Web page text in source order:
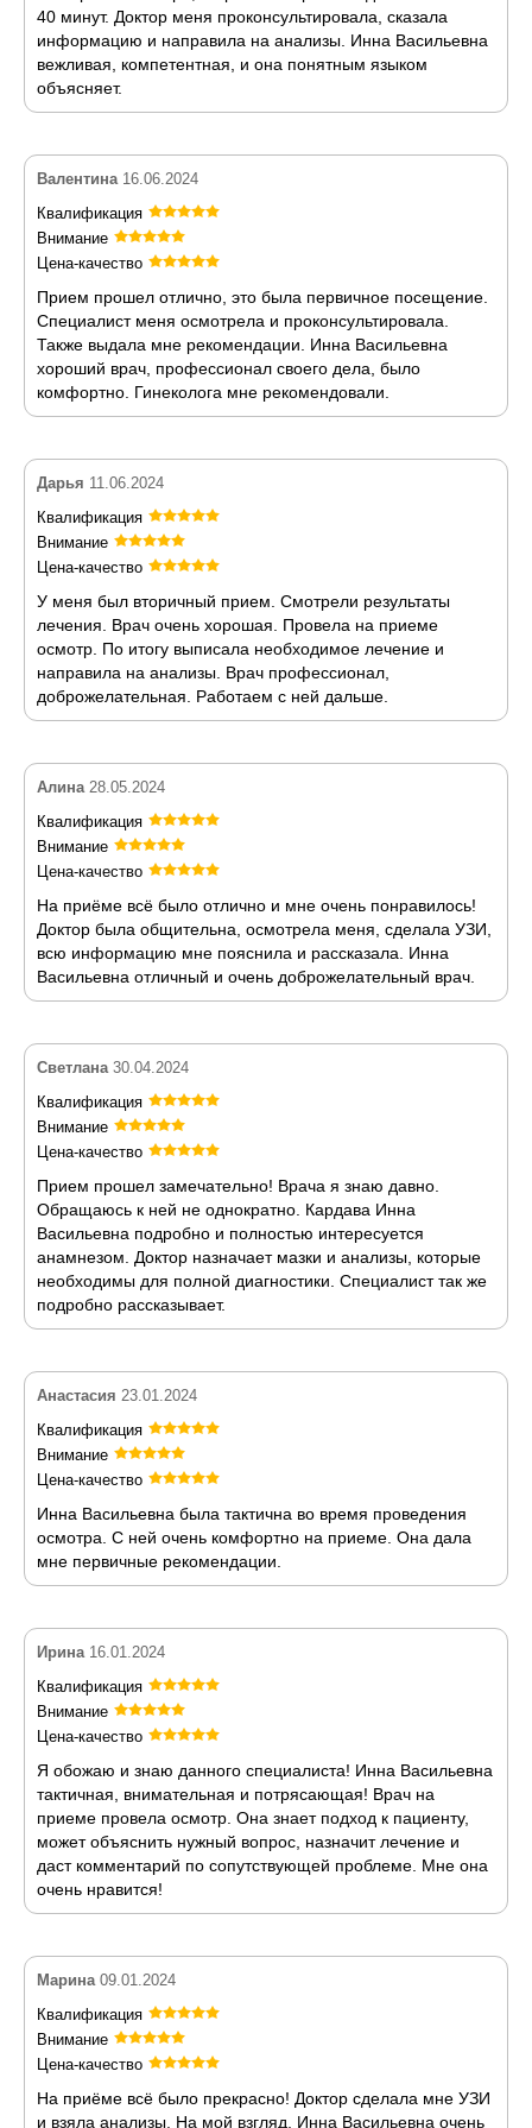
40 минут. Доктор меня проконсультировала, сказала
информацию и направила на анализы. Инна Васильевна
вежливая, компетентная, и она понятным языком
объясняет.
Валентина 16.06.2024
Квалификация
Внимание
Цена-качество
Прием прошел отлично, это была первичное посещение.
Специалист меня осмотрела и проконсультировала.
Также выдала мне рекомендации. Инна Васильевна
хороший врач, профессионал своего дела, было
комфортно. Гинеколога мне рекомендовали.
Дарья 11.06.2024
Квалификация
Внимание
Цена-качество
У меня был вторичный прием. Смотрели результаты
лечения. Врач очень хорошая. Провела на приеме
осмотр. По итогу выписала необходимое лечение и
направила на анализы. Врач профессионал,
доброжелательная. Работаем с ней дальше.
Алина 28.05.2024
Квалификация
Внимание
Цена-качество
На приёме всё было отлично и мне очень понравилось!
Доктор была общительна, осмотрела меня, сделала УЗИ,
всю информацию мне пояснила и рассказала. Инна
Васильевна отличный и очень доброжелательный врач.
Светлана 30.04.2024
Квалификация
Внимание
Цена-качество
Прием прошел замечательно! Врача я знаю давно.
Обращаюсь к ней не однократно. Кардава Инна
Васильевна подробно и полностью интересуется
анамнезом. Доктор назначает мазки и анализы, которые
необходимы для полной диагностики. Специалист так же
подробно рассказывает.
Анастасия 23.01.2024
Квалификация
Внимание
Цена-качество
Инна Васильевна была тактична во время проведения
осмотра. С ней очень комфортно на приеме. Она дала
мне первичные рекомендации.
Ирина 16.01.2024
Квалификация
Внимание
Цена-качество
Я обожаю и знаю данного специалиста! Инна Васильевна
тактичная, внимательная и потрясающая! Врач на
приеме провела осмотр. Она знает подход к пациенту,
может объяснить нужный вопрос, назначит лечение и
даст комментарий по сопутствующей проблеме. Мне она
очень нравится!
Марина 09.01.2024
Квалификация
Внимание
Цена-качество
На приёме всё было прекрасно! Доктор сделала мне УЗИ
и взяла анализы. На мой взгляд, Инна Васильевна очень